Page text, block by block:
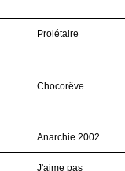
Prolétaire
Chocorêve
Anarchie 2002
J'aime pas